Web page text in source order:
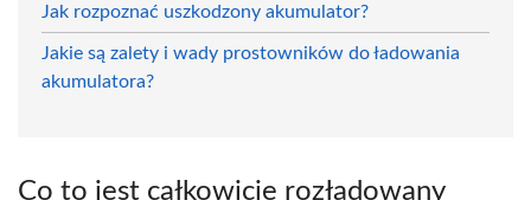
Jak rozpoznać uszkodzony akumulator?
Jakie są zalety i wady prostowników do ładowania
akumulatora?
Co to jest całkowicie rozładowany